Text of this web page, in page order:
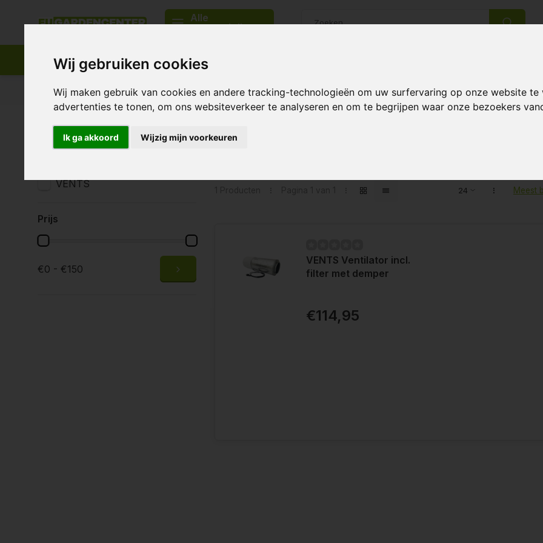
Wij gebruiken cookies
Wij maken gebruik van cookies en andere tracking-technologieën om uw surfervaring op onze website
advertenties te tonen, om ons websiteverkeer te analyseren en om te begrijpen waar onze bezoekers
Ik ga akkoord Wijzig mijn voorkeuren
Alle
categorieën
Passend assortiment Levering in heel Europa 14 Dagen retourrecht Beste klantenservice
Merken
VENTS
Prijs
€0 - €150
Producten getagd met filter + demper
Meest
VENTS Ventilator incl.
filter met demper
€114,95